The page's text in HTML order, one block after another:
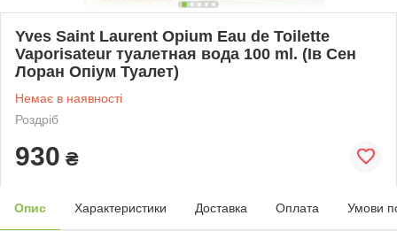
Yves Saint Laurent Opium Eau de Toilette
Vaporisateur туалетная вода 100 ml. (Ів Сен
Лоран Опіум Туалет)
Немає в наявності
Роздріб
930 ₴
Опис Характеристики Доставка Оплата Умови